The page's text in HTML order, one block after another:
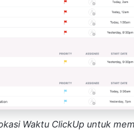
Waktu ClickUp untuk